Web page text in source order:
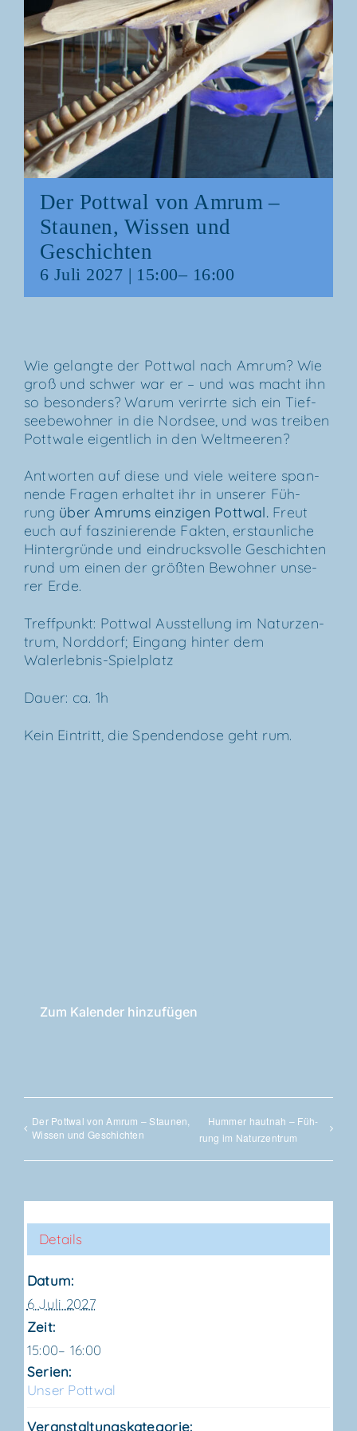
Der Pott­wal von Amrum –
Stau­nen, Wis­sen und
Geschichten
6 Juli 2027 | 15:00– 16:00
Wie gelang­te der Pott­wal nach Amrum? Wie
groß und schwer war er – und was macht ihn
so beson­ders? War­um ver­irr­te sich ein Tief­
see­be­woh­ner in die Nord­see, und was trei­ben
Pott­wa­le eigent­lich in den Weltmeeren?
Ant­wor­ten auf die­se und vie­le wei­te­re span­
nen­de Fra­gen erhal­tet ihr in unse­rer Füh­
rung über Amrums ein­zi­gen Pott­wal.Freut
euch auf fas­zi­nie­ren­de Fak­ten, erstaun­li­che
Hin­ter­grün­de und ein­drucks­vol­le Geschich­ten
rund um einen der größ­ten Bewoh­ner unse­
rer Erde.
Treff­punkt: Pott­wal Aus­stel­lung im Natur­zen­
trum, Nord­dorf; Ein­gang hin­ter dem
Walerlebnis-Spielplatz
Dau­er: ca. 1h
Kein Ein­tritt, die Spen­den­do­se geht rum.
Zum Kalender hinzufügen
Der Pott­wal von Amrum – Stau­nen,
Wis­sen und Geschichten
Hum­mer haut­nah – Füh­
rung im Naturzentrum
Details
Datum:
6 Juli 2027
Zeit:
15:00– 16:00
Serien:
Unser Pott­wal
Veranstaltungskategorie: